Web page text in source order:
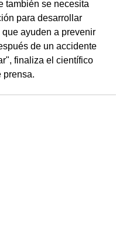
también se necesita
para desarrollar
ayuden a prevenir
de un accidente
finaliza el científico
prensa.